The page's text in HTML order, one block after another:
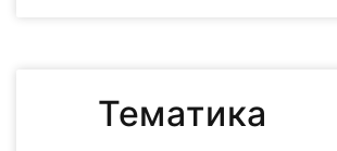
Тематика